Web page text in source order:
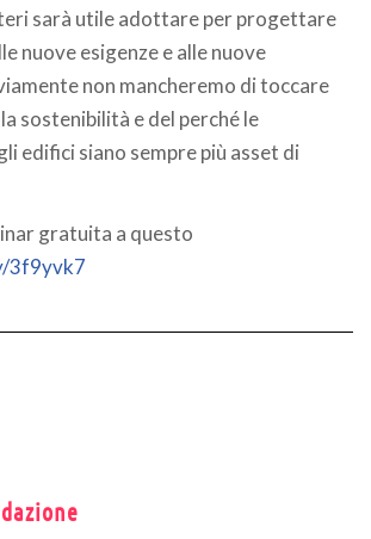
sarà utile adottare per progettare
nuove esigenze e alle nuove
non mancheremo di toccare
sostenibilità e del perché le
edifici siano sempre più asset di
gratuita a questo
3f9yvk7